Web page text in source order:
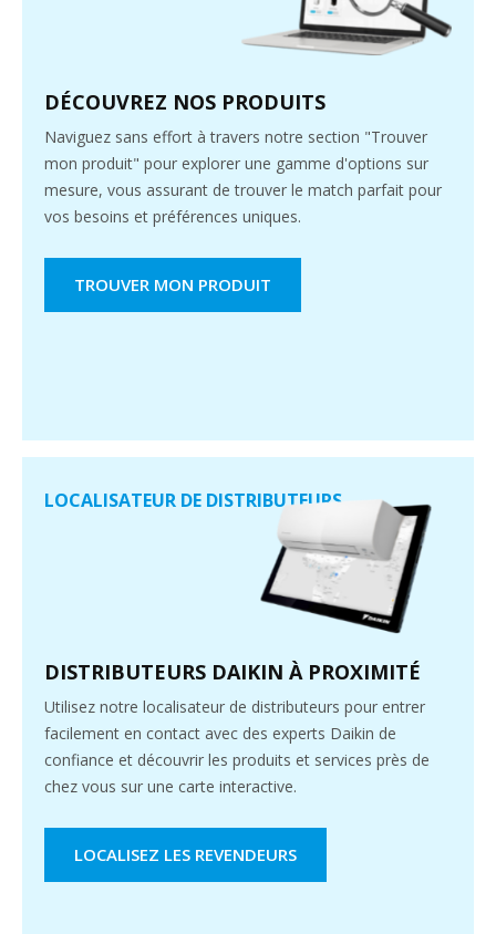
DÉCOUVREZ NOS PRODUITS
Naviguez sans effort à travers notre section "Trouver
mon produit" pour explorer une gamme d'options sur
mesure, vous assurant de trouver le match parfait pour
vos besoins et préférences uniques.
TROUVER MON PRODUIT
LOCALISATEUR DE DISTRIBUTEURS
DISTRIBUTEURS DAIKIN À PROXIMITÉ
Utilisez notre localisateur de distributeurs pour entrer
facilement en contact avec des experts Daikin de
confiance et découvrir les produits et services près de
chez vous sur une carte interactive.
LOCALISEZ LES REVENDEURS